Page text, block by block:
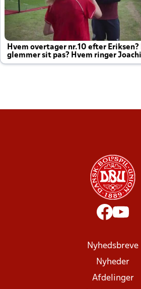
Hvem overtager nr.10 efter Eriksen?
glemmer sit pas? Hvem ringer
altid til efter kampe?
Nyhedsbreve
Nyheder
Afdelinger